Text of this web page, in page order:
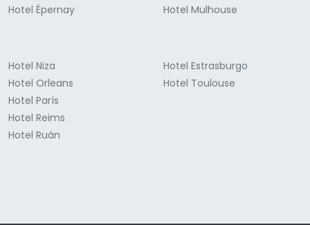
Hotel Épernay
Hotel Mulhouse
Hotel Niza
Hotel Orleans
Hotel París
Hotel Reims
Hotel Ruán
Hotel Estrasburgo
Hotel Toulouse